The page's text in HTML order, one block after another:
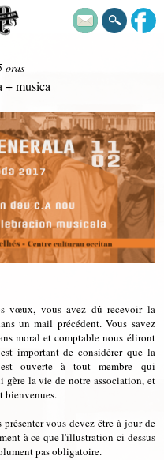
oras
+ musica
vœux, vous avez dû recevoir la
un mail précédent. Vous savez
moral et comptable nous éliront
important de considérer que la
est ouverte à tout membre qui
la vie de notre association, et
bienvenues.
vous devez être à jour de
à ce que l'illustration ci-dessus
pas obligatoire.